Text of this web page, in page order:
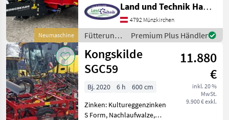
Neumaschine
Misch-Anordnung: vertikal,
Mischsystem: Schnecken,
Stützfuß, Wiegeeinrichtung
S 650 Feinkornstahl, Impuls
m
Land und Technik HandelsgesmbH
4792 Münzkirchen
Fütterungstechnik
/
Kongskilde
Premium Plus Händler
Kongskilde
SGC59
11.880
€
inkl. 20 %
MwSt.
9.900 € exkl.
Bj. 2020 6 h
600 cm
Zinken: Kultureggenzinken
S Form, Nachlaufwalze,